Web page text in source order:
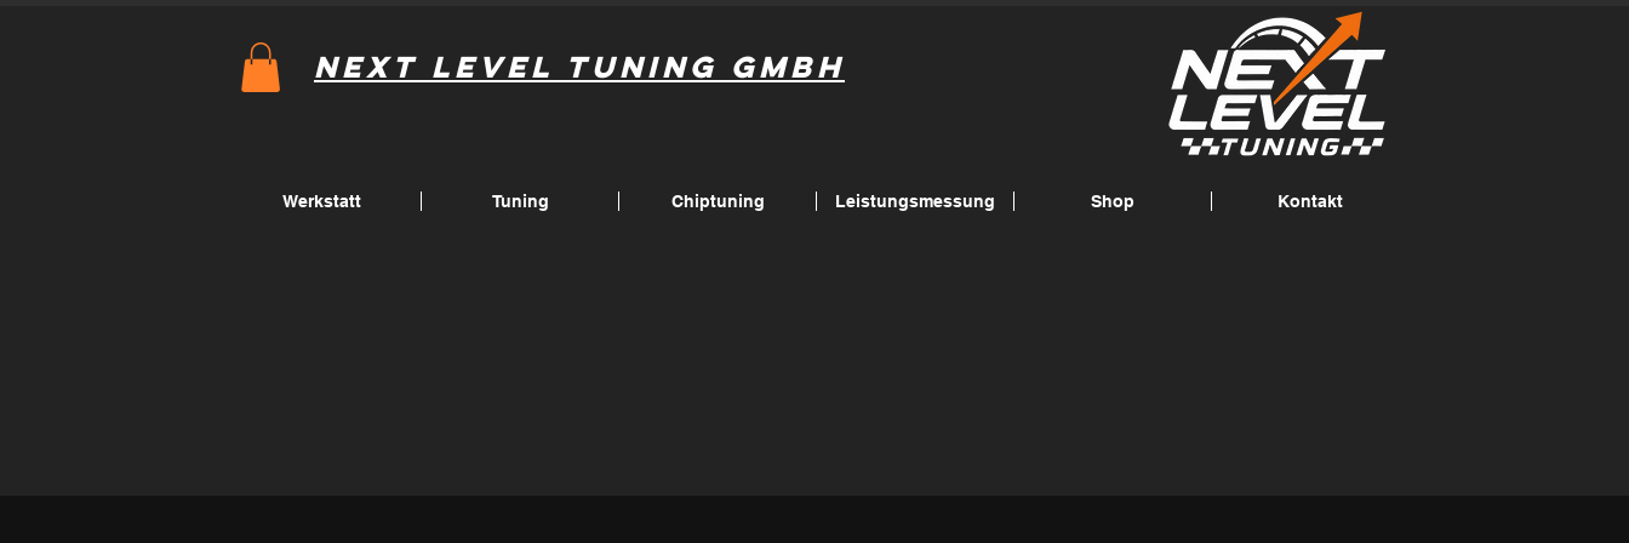
Next Level Tuning GmbH
Werkstatt Tuning Chiptuning Leistungsmessung Shop Kontakt